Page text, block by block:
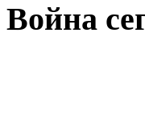
Война